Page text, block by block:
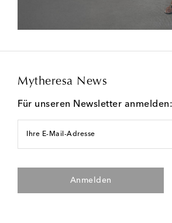
Mytheresa News
Für unseren Newsletter
Ihre E-Mail-Adresse
Anmelden